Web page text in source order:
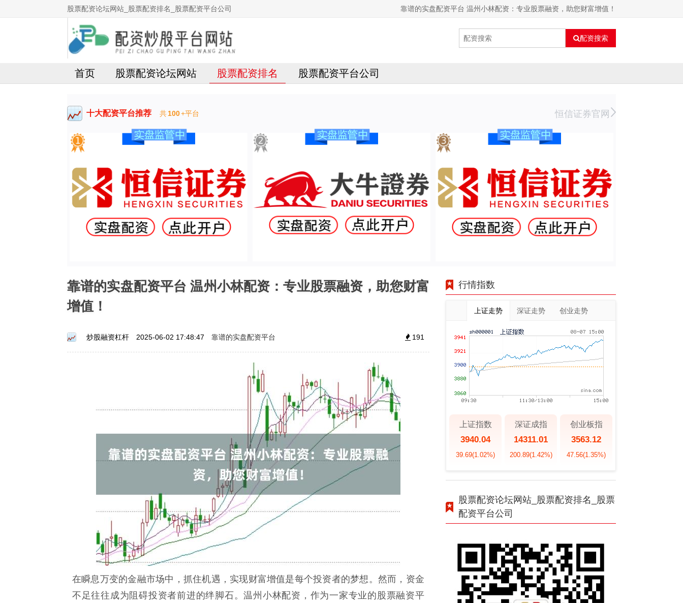
股票配资论坛网站_股票配资排名_股票配资平台公司 靠谱的实盘配资平台 温州小林配资：专业股票融资，助您财富增值！
配资搜索
首页 股票配资论坛网站 股票配资排名 股票配资平台公司
十大配资平台推荐 共100+平台 恒信证券官网
靠谱的实盘配资平台 温州小林配资：专业股票融资，助您财富
增值！
炒股融资杠杆 2025-06-02 17:48:47 靠谱的实盘配资平台 191
在瞬息万变的金融市场中，抓住机遇，实现财富增值是每个投资者的梦想。然而，资金
不足往往成为阻碍投资者前进的绊脚石。温州小林配资，作为一家专业的股票融资平
行情指数
上证走势 深证走势 创业走势
上证指数
3940.04
39.69(1.02%)
深证成指
14311.01
200.89(1.42%)
创业板指
3563.12
47.56(1.35%)
股票配资论坛网站_股票配资排名_股票
配资平台公司